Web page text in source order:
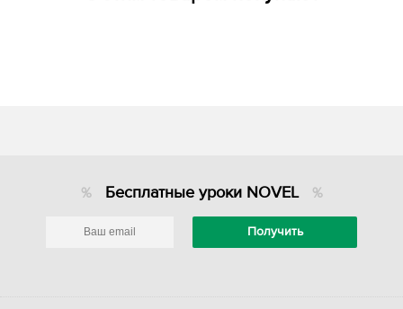
Бесплатные уроки NOVEL